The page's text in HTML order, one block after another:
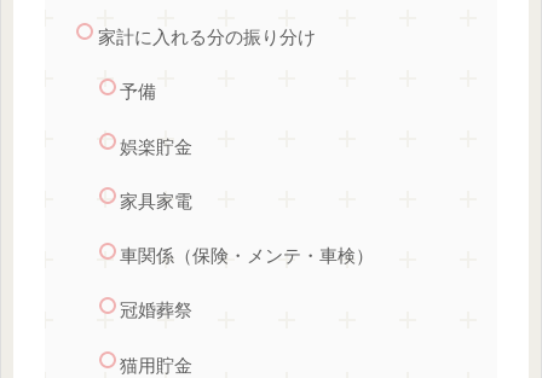
家計に入れる分の振り分け
予備
娯楽貯金
家具家電
車関係（保険・メンテ・車検）
冠婚葬祭
猫用貯金